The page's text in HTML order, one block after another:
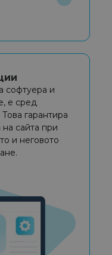
софтуера и
е сред
гарантира
на сайта при
и неговото